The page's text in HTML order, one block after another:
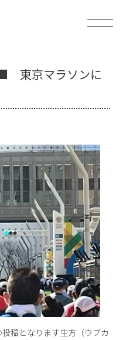
東京マラソンに
稿となります生方（ウブカ